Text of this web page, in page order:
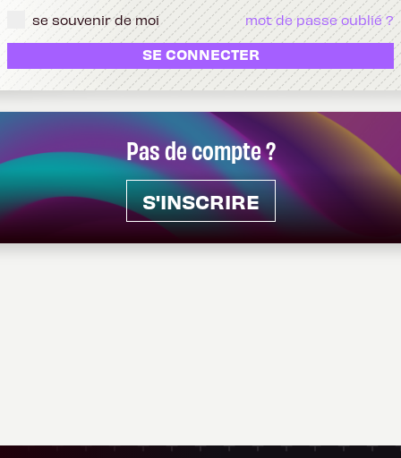
Pas de compte ?
S'INSCRIRE
se souvenir de moi mot de passe oublié ?
SE CONNECTER